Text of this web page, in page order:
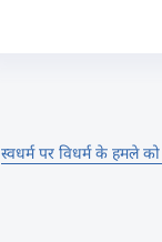
स्वधर्म पर विधर्म के हमले